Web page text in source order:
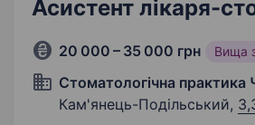
Асистент лікаря-
20 000 – 35 000 грн Вища
Стоматологічна практика
Кам'янець-Подільський,